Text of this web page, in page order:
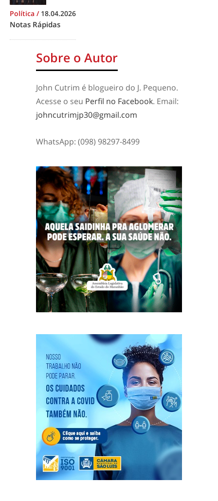
Política / 18.04.2026
Notas Rápidas
Sobre o Autor
John Cutrim é blogueiro do J. Pequeno.
Acesse o seu Perfil no Facebook. Email:
johncutrimjp30@gmail.com
WhatsApp: (098) 98297-8499